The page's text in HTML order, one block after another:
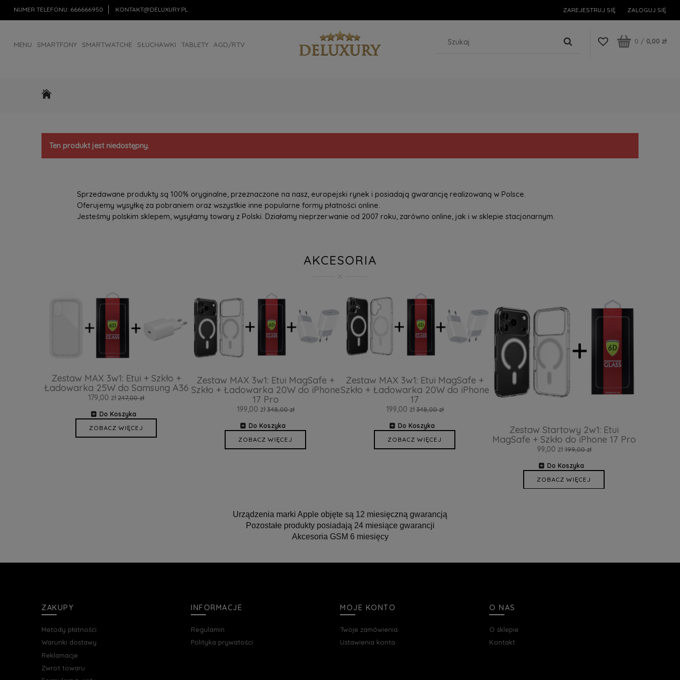
NUMER TELEFONU: 666666950 KONTAKT@DELUXURY.PL ZAREJESTRUJ SIĘ ZALOGUJ SIĘ
MENU SMARTFONY SMARTWATCHE SŁUCHAWKI TABLETY AGD/RTV 0 / 0,00 zł
Ten produkt jest niedostępny.
Sprzedawane produkty są 100% oryginalne, przeznaczone na nasz, europejski rynek i posiadają gwarancję realizowaną w Polsce.
Oferujemy wysyłkę za pobraniem oraz wszystkie inne popularne formy płatności online.
Jesteśmy polskim sklepem, wysyłamy towary z Polski. Działamy nieprzerwanie od 2007 roku, zarówno online, jak i w sklepie stacjonarnym.
AKCESORIA
Zestaw MAX 3w1: Etui + Szkło +
Ładowarka 25W do Samsung A36
179,00 zł 247,00 zł
Do Koszyka
ZOBACZ WIĘCEJ
Zestaw MAX 3w1: Etui MagSafe +
Szkło + Ładowarka 20W do iPhone
17 Pro
199,00 zł 348,00 zł
Do Koszyka
ZOBACZ WIĘCEJ
Zestaw MAX 3w1: Etui MagSafe +
Szkło + Ładowarka 20W do iPhone
17
199,00 zł 348,00 zł
Do Koszyka
ZOBACZ WIĘCEJ
Zestaw Startowy 2w1: Etui
MagSafe + Szkło do iPhone 17 Pro
99,00 zł 199,00 zł
Do Koszyka
ZOBACZ WIĘCEJ
Urządzenia marki Apple objęte są 12 miesięczną gwarancją
Pozostałe produkty posiadają 24 miesiące gwarancji
Akcesoria GSM 6 miesięcy
ZAKUPY
Metody płatności
Warunki dostawy
Reklamacje
Zwrot towaru
INFORMACJE
Regulamin
Polityka prywatości
MOJE KONTO
Twoje zamówienia
Ustawienia konta
O NAS
O sklepie
Kontakt